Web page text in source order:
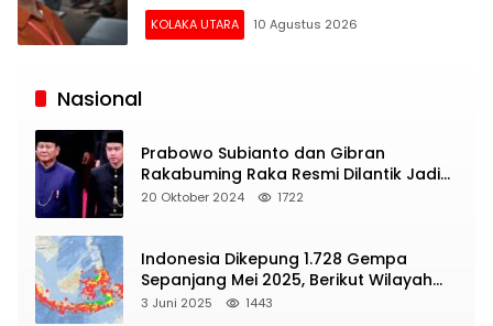
KOLAKA UTARA 10 Agustus 2026
Siaran
Nasional
Prabowo Subianto dan Gibran
Rakabuming Raka Resmi Dilantik Jadi
Presiden dan Wapres RI
20 Oktober 2024 1722
Indonesia Dikepung 1.728 Gempa
Sepanjang Mei 2025, Berikut Wilayah
Yang Intens Diguncang!
3 Juni 2025 1443